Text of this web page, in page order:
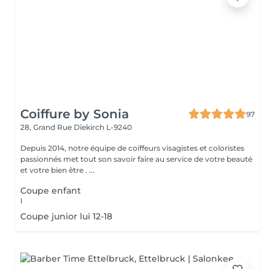
Coiffure by Sonia
97
28, Grand Rue Diekirch L-9240
Depuis 2014, notre équipe de coiffeurs visagistes et coloristes
passionnés met tout son savoir faire au service de votre beauté
et votre bien être . ...
Coupe enfant
I
Coupe junior lui 12-18